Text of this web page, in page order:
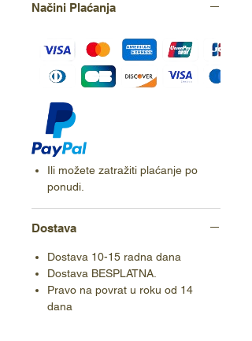
Načini Plaćanja
Ili možete zatražiti plaćanje po
ponudi.
Dostava
Dostava 10-15 radna dana
Dostava BESPLATNA.
Pravo na povrat u roku od 14
dana